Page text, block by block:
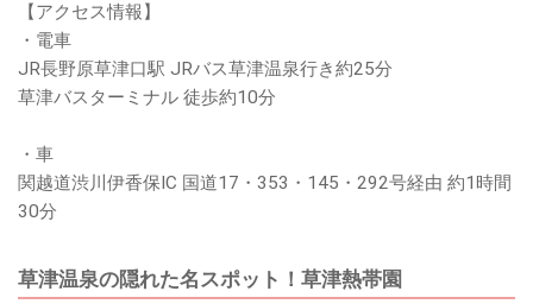
【アクセス情報】
・電車
JR長野原草津口駅 JRバス草津温泉行き約25分
草津バスターミナル 徒歩約10分
・車
関越道渋川伊香保IC 国道17・353・145・292号経由 約1時間
30分
草津温泉の隠れた名スポット！草津熱帯園